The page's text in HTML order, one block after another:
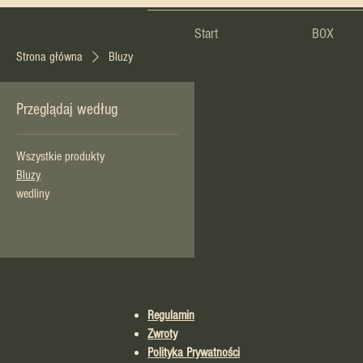
Start BOX
Strona główna Bluzy
Przeglądaj według
Wszystkie produkty
Bluzy
wedliny
Regulamin
Polityka Prywatności
Zwroty